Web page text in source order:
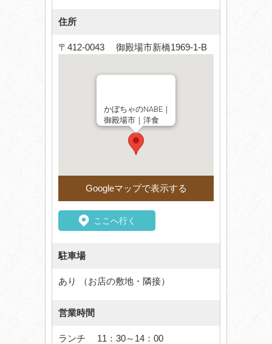
住所
〒412-0043 御殿場市新橋1969-1-B
かぼちゃのNABE｜
御殿場市｜洋食
Googleマップで表示する
ここへ行く
駐車場
あり （お店の敷地・隣接）
営業時間
ランチ 11：30～14：00